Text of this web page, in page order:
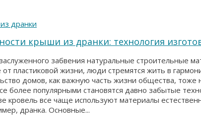
крыши из дранки: технология
забвения натуральные строительные
пластиковой жизни, люди стремятся жить в
домов, как важную часть жизни общества, тоже
более популярными становятся давно забытые
кровель все чаще используют материалы
дранка. Основные...